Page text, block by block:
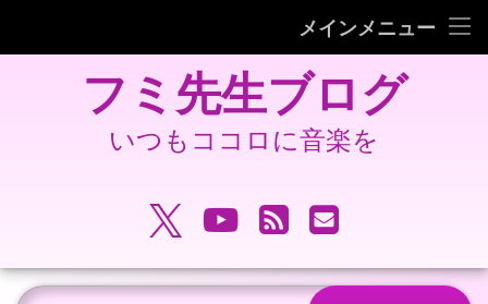
メインメニュー
旧 フミ先生ブログ
旧 フミピアノ教室ホームページ
プ
フミ先生ブログ
いつもココロに音楽を
X.comYouTube
RSS メールアドレ
検索: